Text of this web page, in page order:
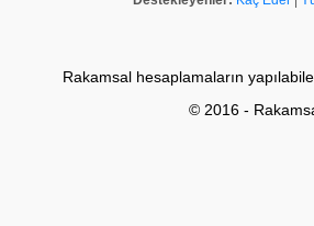
Rakamsal hesaplamaların
© 2016 -